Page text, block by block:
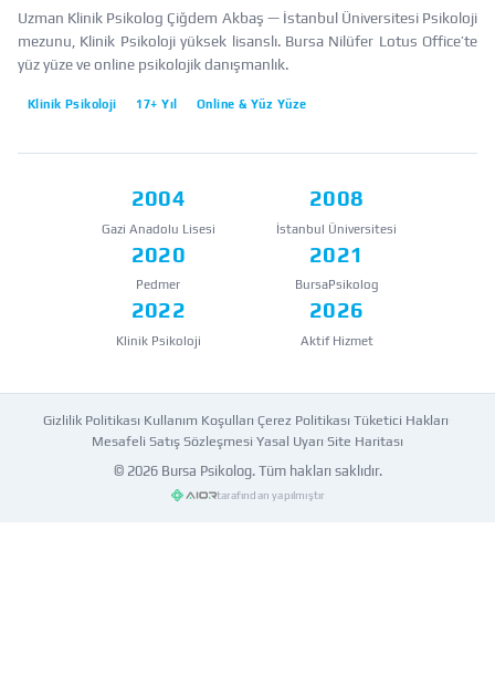
Uzman Klinik Psikolog Çiğdem Akbaş — İstanbul Üniversitesi Psikoloji
mezunu, Klinik Psikoloji yüksek lisanslı. Bursa Nilüfer Lotus Office’te
yüz yüze ve online psikolojik danışmanlık.
Klinik Psikoloji 17+ Yıl Online & Yüz Yüze
2004
Gazi Anadolu Lisesi
2008
İstanbul Üniversitesi
2020
Pedmer
2021
BursaPsikolog
2022
Klinik Psikoloji
2026
Aktif Hizmet
Gizlilik Politikası Kullanım Koşulları Çerez Politikası Tüketici Hakları
Mesafeli Satış Sözleşmesi Yasal Uyarı Site Haritası
© 2026 Bursa Psikolog. Tüm hakları saklıdır.
tarafından yapılmıştır